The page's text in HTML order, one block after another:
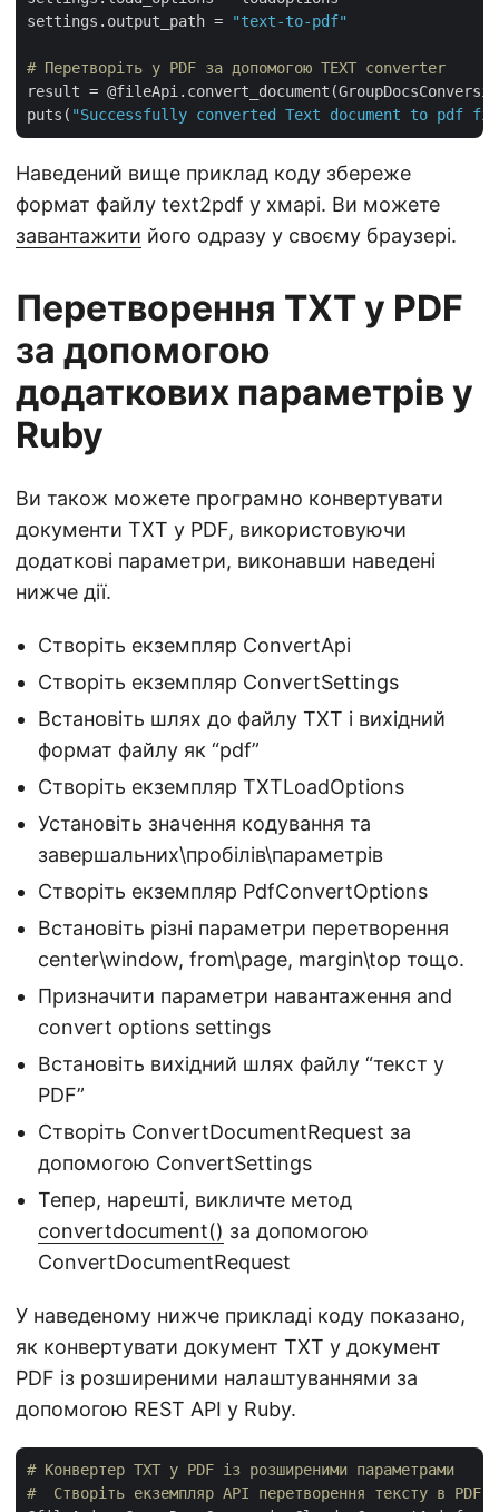
settings.output_path =
"text-to-pdf"
# Перетворіть у PDF за допомогою TEXT converter
result =
puts( "Successfully converted Text document to pdf
Наведений вище приклад коду збереже
формат файлу text2pdf у хмарі. Ви можете
завантажити його одразу у своєму браузері.
Перетворення TXT у PDF
за допомогою
додаткових параметрів у
Ruby
Ви також можете програмно конвертувати
документи TXT у PDF, використовуючи
додаткові параметри, виконавши наведені
нижче дії.
Створіть екземпляр ConvertApi
Створіть екземпляр ConvertSettings
Встановіть шлях до файлу TXT і вихідний
формат файлу як “pdf”
Створіть екземпляр TXTLoadOptions
Установіть значення кодування та
завершальних\пробілів\параметрів
Створіть екземпляр PdfConvertOptions
Встановіть різні параметри перетворення
center\window, from\page, margin\top тощо.
Призначити параметри навантаження and
convert options settings
Встановіть вихідний шлях файлу “текст у
PDF”
Створіть ConvertDocumentRequest за
допомогою ConvertSettings
Тепер, нарешті, викличте метод
convertdocument() за допомогою
ConvertDocumentRequest
У наведеному нижче прикладі коду показано,
як конвертувати документ TXT у документ
PDF із розширеними налаштуваннями за
допомогою REST API у Ruby.
# Конвертер TXT у PDF із розширеними параметрами
#  Створіть екземпляр API перетворення тексту в PDF